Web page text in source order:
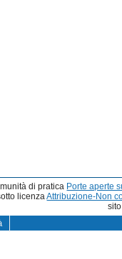
di pratica Porte aperte
licenzaAttribuzione-Non